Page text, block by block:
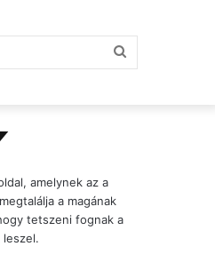
amelynek az a
a magának
tetszeni fognak a
leszel.